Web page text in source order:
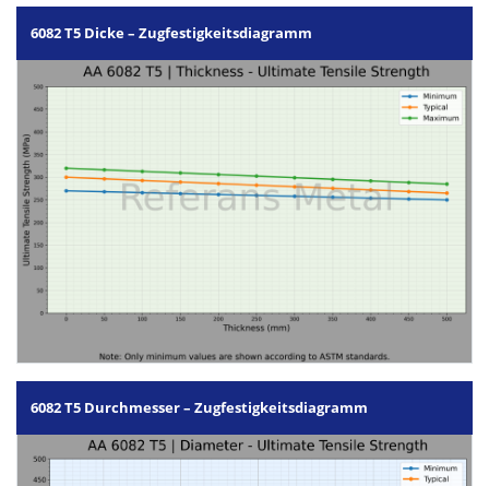
6082 T5 Dicke – Zugfestigkeitsdiagramm
6082 T5 Durchmesser – Zugfestigkeitsdiagramm